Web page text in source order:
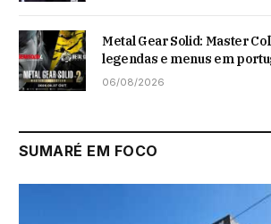
Metal Gear Solid: Master
legendas e menus em
06/08/2026
SUMARÉ EM FOCO